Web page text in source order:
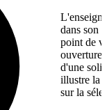
dans son
point de
ouverture,
d'une
illustre la
sur la